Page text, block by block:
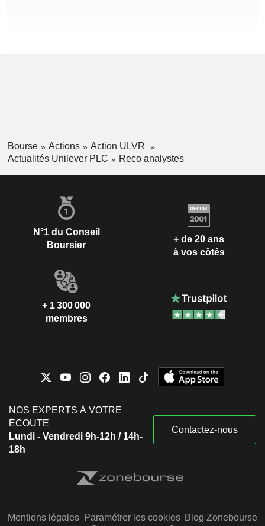
Bourse Actions
Action ULVR
Actualités Unilever PLC
Reco analystes
N°1 du Conseil
Boursier
+ de 20 ans
à vos côtés
+ 1 300 000
membres
NOS EXPERTS À VOTRE
ÉCOUTE
Lundi - Vendredi 9h-12h / 14h-
18h
Contactez-nous
Mentions légales Paramétrer les cookies Blog Zonebourse